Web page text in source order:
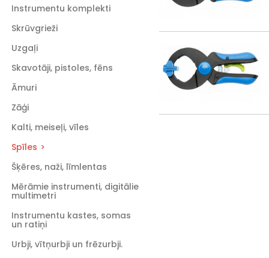
Instrumentu komplekti
Skrūvgrieži
Uzgaļi
Skavotāji, pistoles, fēns
Āmuri
Zāģi
Kalti, meiseļi, vīles
Spīles
Šķēres, naži, līmlentas
Mērāmie instrumenti, digitālie
multimetri
Instrumentu kastes, somas
un ratiņi
Urbji, vītņurbji un frēzurbji.